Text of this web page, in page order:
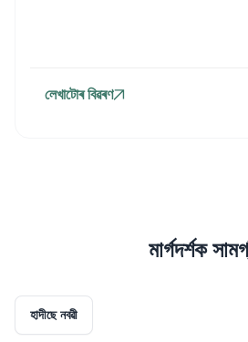
লেখাটোৰ বিৱৰণ
মাৰ্গদৰ্শক
হাদীছে নবৱী